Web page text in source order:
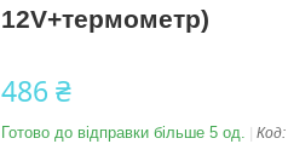
12V+термометр)
486 ₴
Готово до відправки більше 5 од. Код: